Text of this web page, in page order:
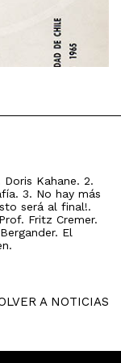
Kahane. 2.
3. No hay más
será al final!.
Fritz Cremer.
El
A NOTICIAS